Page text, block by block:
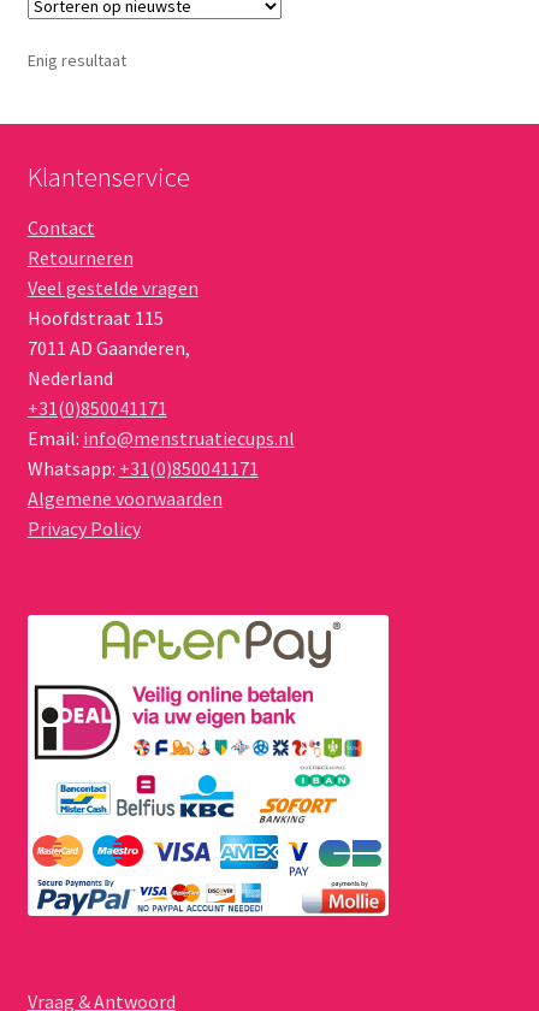
Enig resultaat
Klantenservice
Contact
Retourneren
Veel gestelde vragen
Hoofdstraat 115
7011 AD Gaanderen,
Nederland
+31(0)850041171
Email: info@menstruatiecups.nl
Whatsapp: +31(0)850041171
Algemene voorwaarden
Privacy Policy
Vraag & Antwoord